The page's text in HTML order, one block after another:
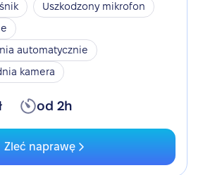
Uszkodzony mikrofon
automatycznie
kamera
od 2h
Zleć naprawę